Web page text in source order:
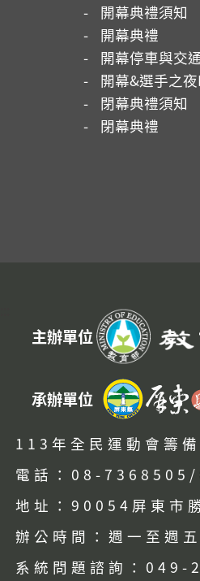
開幕典禮須知
開幕典禮
開幕停車與交通
開幕&選手之夜
閉幕典禮須知
閉幕典禮
主辦單位
承辦單位
113年全民運動會籌備
電話：08-
地址：90054屏東市
辦公時間：週一至週
系統問題諮詢：